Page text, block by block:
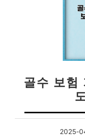
골수 보험
2025-